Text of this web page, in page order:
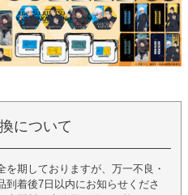
について
期しておりますが、万一不良・
着後7日以内にお知らせくださ